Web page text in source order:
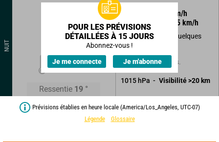
NUIT
19°
Ressentie 19 °
km/h
Rafales à
5 km/h
Beau temps avec quelques
nuages élevés.
Sans précipitations.
1015 hPa Visibilité >20 km
POUR LES PRÉVISIONS
DÉTAILLÉES À 15 JOURS
Abonnez-vous !
Je me connecte Je m'abonne
Prévisions établies en heure locale (America/Los_Angeles, UTC-07)
Légende
Glossaire